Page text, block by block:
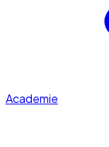
Academie